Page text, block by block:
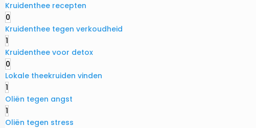
Kruidenthee recepten
0
Kruidenthee tegen verkoudheid
1
Kruidenthee voor detox
0
Lokale theekruiden vinden
1
Oliën tegen angst
1
Oliën tegen stress